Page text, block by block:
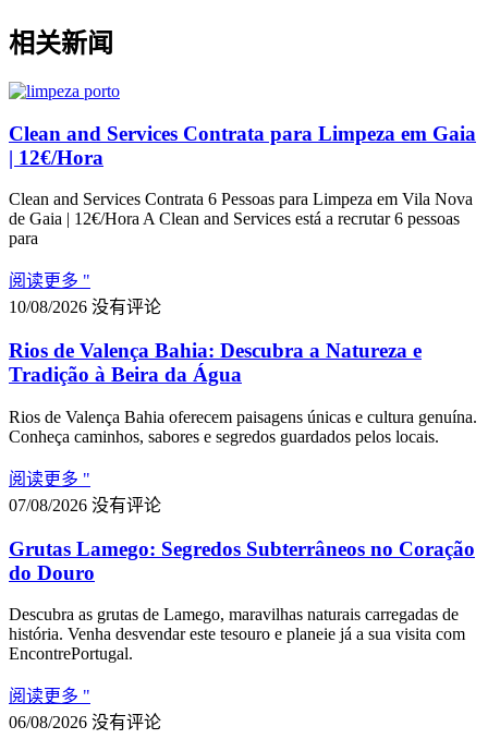
相关新闻
Clean and Services Contrata para Limpeza em Gaia
| 12€/Hora
Clean and Services Contrata 6 Pessoas para Limpeza em Vila Nova
de Gaia | 12€/Hora A Clean and Services está a recrutar 6 pessoas
para
阅读更多 "
10/08/2026 没有评论
Rios de Valença Bahia: Descubra a Natureza e
Tradição à Beira da Água
Rios de Valença Bahia oferecem paisagens únicas e cultura genuína.
Conheça caminhos, sabores e segredos guardados pelos locais.
阅读更多 "
07/08/2026 没有评论
Grutas Lamego: Segredos Subterrâneos no Coração
do Douro
Descubra as grutas de Lamego, maravilhas naturais carregadas de
história. Venha desvendar este tesouro e planeie já a sua visita com
EncontrePortugal.
阅读更多 "
06/08/2026 没有评论